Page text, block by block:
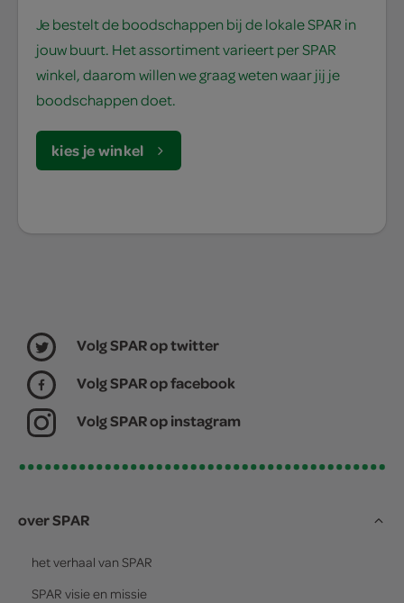
Je bestelt de boodschappen bij de lokale SPAR in
jouw buurt. Het assortiment varieert per SPAR
winkel, daarom willen we graag weten waar jij je
boodschappen doet.
kies je winkel
Volg SPAR op twitter
Volg SPAR op facebook
Volg SPAR op instagram
over SPAR
het verhaal van SPAR
SPAR visie en missie